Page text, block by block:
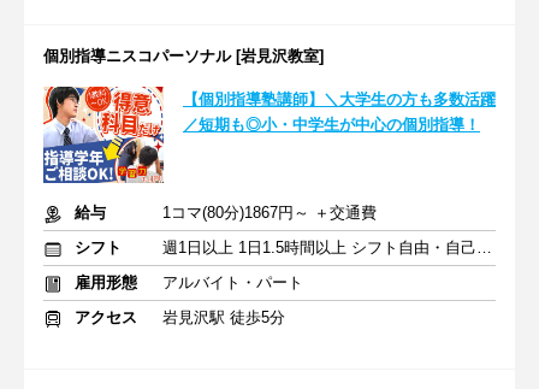
個別指導ニスコパーソナル [岩見沢教室]
【個別指導塾講師】＼大学生の方も多数活躍
／短期も◎小・中学生が中心の個別指導！
給与
1コマ(80分)1867円～ ＋交通費
シフト
週1日以上 1日1.5時間以上 シフト自由・自己申告
雇用形態
アルバイト・パート
アクセス
岩見沢駅 徒歩5分